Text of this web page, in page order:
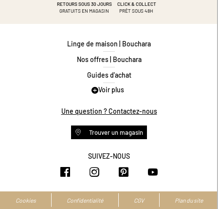
RETOURS SOUS 30 JOURS
GRATUITS EN MAGASIN
CLICK & COLLECT
PRÊT SOUS 48H
Linge de maison | Bouchara
Nos offres | Bouchara
Guides d'achat
Guide des tailles
Programme de fidélité
Conditions des offres
Livraison et retours
Accessibilité numérique
Voir plus
Une question ? Contactez-nous
Trouver un magasin
SUIVEZ-NOUS
https://www.facebook.com/
https://https://
Cookies Confidentialité CGV Plan du site